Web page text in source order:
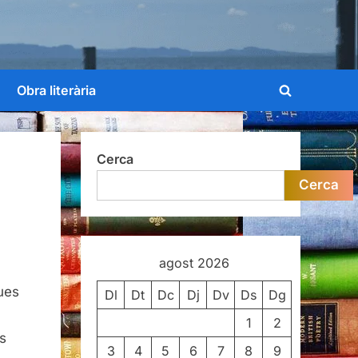
Obra literària
Toggle
search
form
Cerca
Cerca
agost 2026
Dl Dt Dc Dj Dv Ds
Dg
1
2
3
4 5 6 7 8
9